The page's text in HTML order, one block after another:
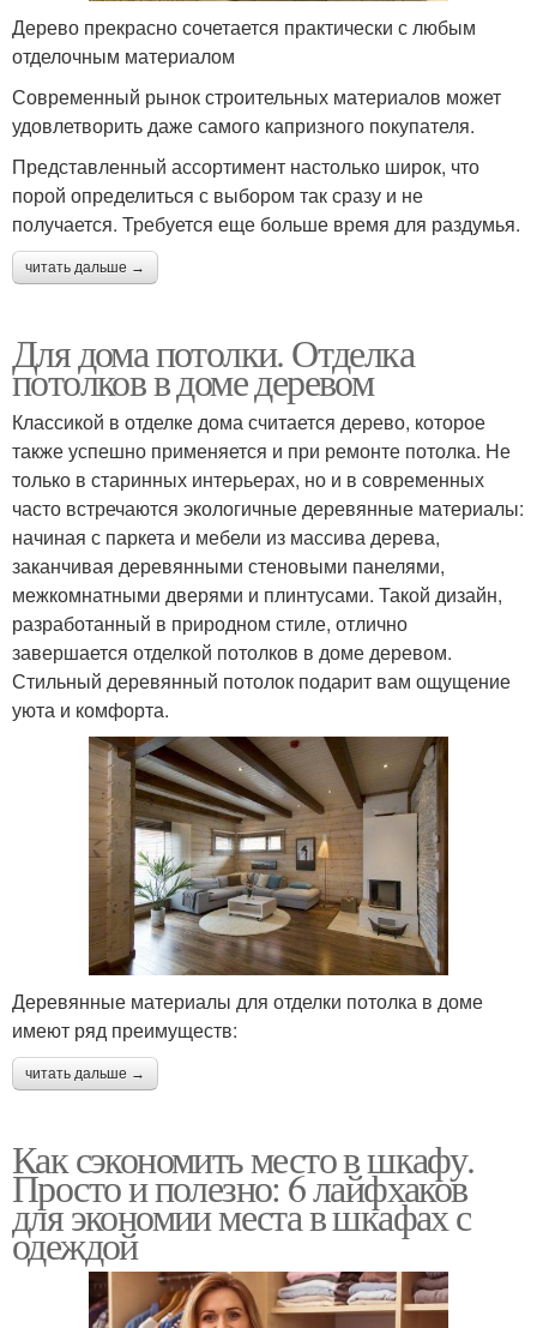
Дерево прекрасно сочетается практически с любым
отделочным материалом
Современный рынок строительных материалов может
удовлетворить даже самого капризного покупателя.
Представленный ассортимент настолько широк, что
порой определиться с выбором так сразу и не
получается. Требуется еще больше время для раздумья.
читать дальше →
Для дома потолки. Отделка
потолков в доме деревом
Классикой в отделке дома считается дерево, которое
также успешно применяется и при ремонте потолка. Не
только в старинных интерьерах, но и в современных
часто встречаются экологичные деревянные материалы:
начиная с паркета и мебели из массива дерева,
заканчивая деревянными стеновыми панелями,
межкомнатными дверями и плинтусами. Такой дизайн,
разработанный в природном стиле, отлично
завершается отделкой потолков в доме деревом.
Стильный деревянный потолок подарит вам ощущение
уюта и комфорта.
Деревянные материалы для отделки потолка в доме
имеют ряд преимуществ:
читать дальше →
Как сэкономить место в шкафу.
Просто и полезно: 6 лайфхаков
для экономии места в шкафах с
одеждой